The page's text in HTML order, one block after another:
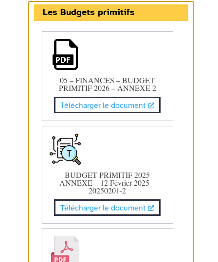
Les Budgets primitifs
05 – FINANCES – BUDGET
PRIMITIF 2026 – ANNEXE 2
Télécharger le document
BUDGET PRIMITIF 2025
ANNEXE – 12 Février 2025 –
20250201-2
Télécharger le document